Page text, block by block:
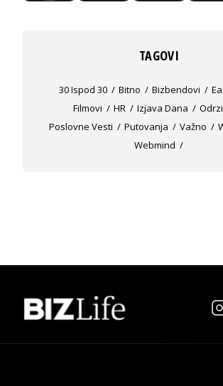
TAGOVI
30 Ispod 30 Bitno Bizbendovi
Filmovi
HR Izjava Dana
Poslovne Vesti
Putovanja Važno
Webmind